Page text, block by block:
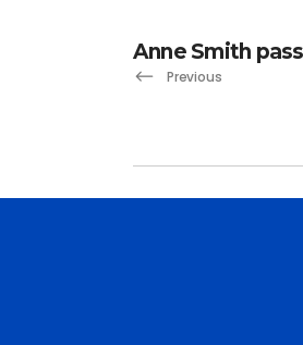
Anne Smith
Previous